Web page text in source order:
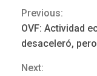
Continue
Reading
Previous:
OVF: Actividad
desaceleró,
Next: